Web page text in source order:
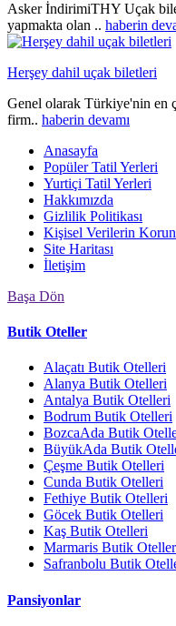
Asker İndirimiTHY Uçak
yapmakta olan .. haberin
Herşey dahil uçak biletleri
Genel olarak Türkiye'nin en
firm.. haberin devamı
Anasayfa
Popüler Tatil Yerleri
Yurtiçi Tatil Yerleri
Hakkımızda
Gizlilik Politikası
Kişisel Verilerin
Site Haritası
İletişim
Başa Dön
Butik Oteller
Alaçatı Butik Otelleri
Alanya Butik Otelleri
Antalya Butik Otelleri
Bodrum Butik Otelleri
BozcaAda Butik
BüyükAda Butik
Çeşme Butik Otelleri
Cunda Butik Otelleri
Fethiye Butik Otelleri
Göcek Butik Otelleri
Kaş Butik Otelleri
Marmaris Butik
Safranbolu Butik
Pansiyonlar